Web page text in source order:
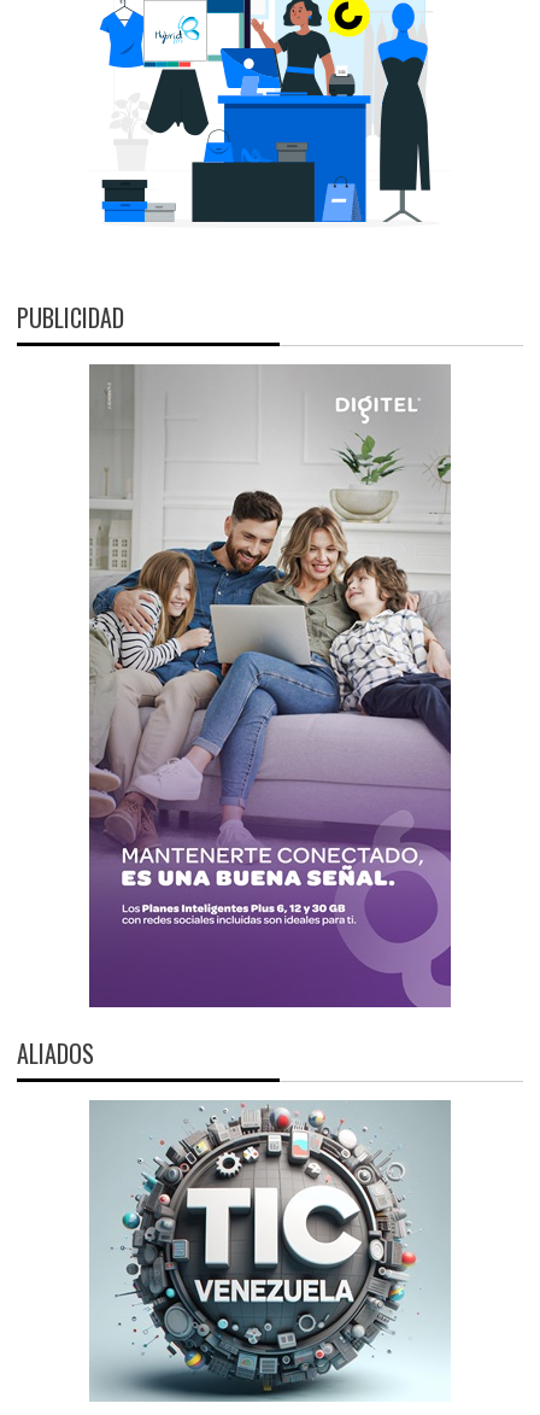
PUBLICIDAD
ALIADOS